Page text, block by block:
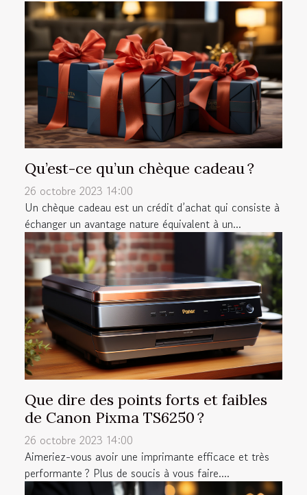
Qu’est-ce qu’un chèque cadeau ?
26 octobre 2023 14:00
Un chèque cadeau est un crédit d’achat qui consiste à
échanger un avantage nature équivalent à un...
Que dire des points forts et faibles
de Canon Pixma TS6250 ?
26 octobre 2023 14:00
Aimeriez-vous avoir une imprimante efficace et très
performante ? Plus de soucis à vous faire....